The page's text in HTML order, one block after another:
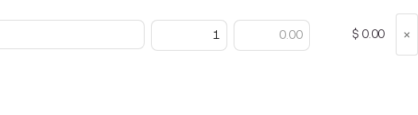
$ 0.00